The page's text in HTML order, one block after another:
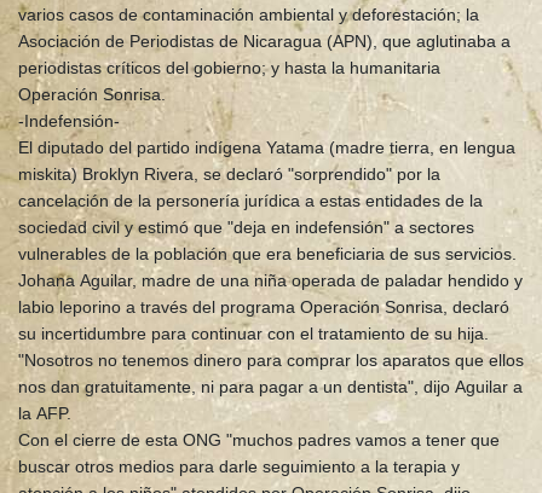
varios casos de contaminación ambiental y deforestación; la
Asociación de Periodistas de Nicaragua (APN), que aglutinaba a
periodistas críticos del gobierno; y hasta la humanitaria
Operación Sonrisa.
-Indefensión-
El diputado del partido indígena Yatama (madre tierra, en lengua
miskita) Broklyn Rivera, se declaró "sorprendido" por la
cancelación de la personería jurídica a estas entidades de la
sociedad civil y estimó que "deja en indefensión" a sectores
vulnerables de la población que era beneficiaria de sus servicios.
Johana Aguilar, madre de una niña operada de paladar hendido y
labio leporino a través del programa Operación Sonrisa, declaró
su incertidumbre para continuar con el tratamiento de su hija.
"Nosotros no tenemos dinero para comprar los aparatos que ellos
nos dan gratuitamente, ni para pagar a un dentista", dijo Aguilar a
la AFP.
Con el cierre de esta ONG "muchos padres vamos a tener que
buscar otros medios para darle seguimiento a la terapia y